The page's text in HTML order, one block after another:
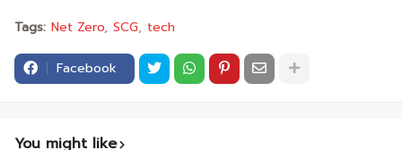
Tags: Net Zero SCG tech
Facebook
You might like